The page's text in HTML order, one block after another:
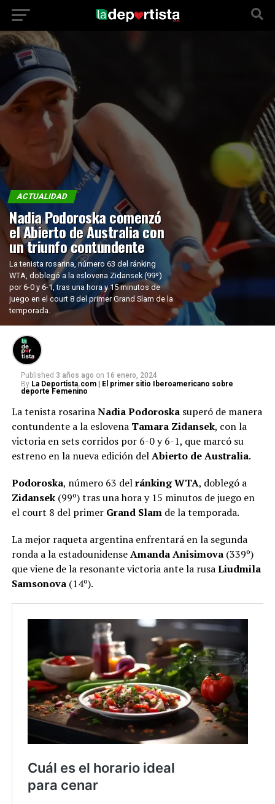
ACTUALIDAD
Nadia Podoroska comenzó
el Abierto de Australia con
un triunfo contundente
La tenista rosarina, número 63 del ránking
WTA, doblegó a la eslovena Zidansek (99º)
por 6-0 y 6-1, tras una hora y 15 minutos de
juego en el court 8 del primer Grand Slam de la
temporada.
Published 3 años ago on 16 enero, 2024
By La Deportista.com | El primer sitio Iberoamericano sobre
deporte Femenino
La tenista rosarinaNadia Podoroskasuperó de manera
contundente a la eslovenaTamara Zidansek, con la
victoria en sets corridos por 6-0 y 6-1, que marcó su
estreno en la nueva edición delAbierto de Australia.
Podoroska, número 63 delránking WTA, doblegó a
Zidansek(99º) tras una hora y 15 minutos de juego en
el court 8 del primer Grand Slamde la temporada.
La mejor raqueta argentina enfrentará en la segunda
ronda a la estadounidenseAmanda Anisimova(339º)
que viene de la resonante victoria ante la rusaLiudmila
Samsonova(14º).